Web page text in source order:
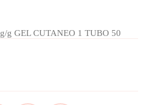
g GEL CUTANEO 1 TUBO 50